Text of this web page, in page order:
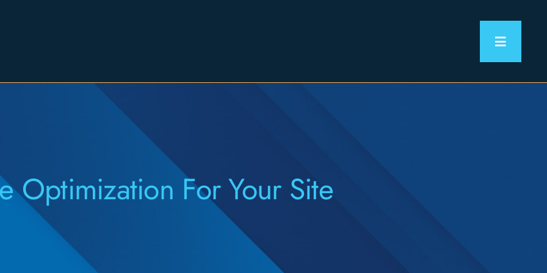
Toggle
Expertise
Employers
Candidates
About
Optimization For Your Site